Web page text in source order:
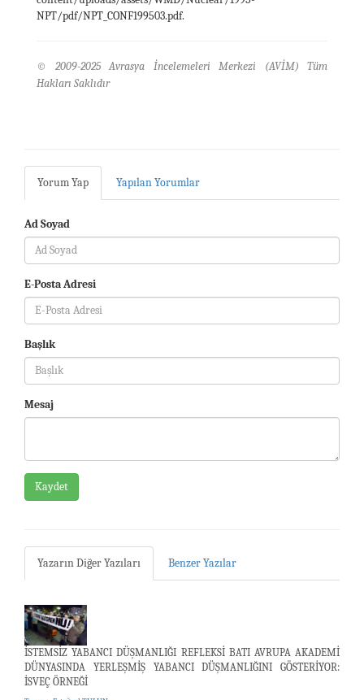
NPT/pdf/NPT_CONF199503.pdf.
© 2009-2025 Avrasya İncelemeleri Merkezi (AVİM) Tüm
Hakları Saklıdır
Yorum Yap Yapılan Yorumlar
Ad Soyad
E-Posta Adresi
Başlık
Mesaj
Kaydet
Yazarın Diğer Yazıları Benzer Yazılar
İSTEMSİZ YABANCI DÜŞMANLIĞI REFLEKSİ BATI AVRUPA AKADEMİ
DÜNYASINDA YERLEŞMİŞ YABANCI DÜŞMANLIĞINI GÖSTERİYOR:
İSVEÇ ÖRNEĞİ